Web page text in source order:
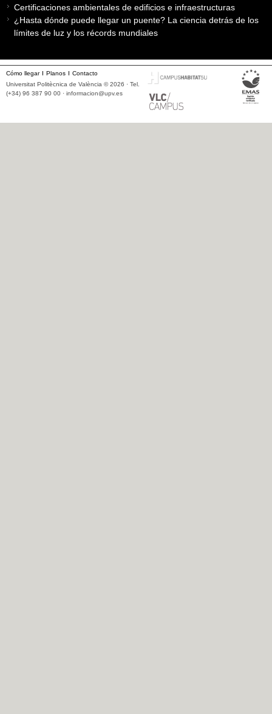
Certificaciones ambientales de edificios e infraestructuras
¿Hasta dónde puede llegar un puente? La ciencia detrás de los
límites de luz y los récords mundiales
Cómo llegar Planos
Contacto
Universitat Politècnica de València © 2026 · Tel.
(+34) 96 387 90 00 · informacion@upv.es